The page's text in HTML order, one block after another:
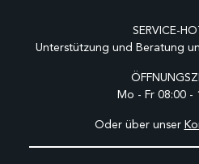
SERVICE-
Unterstützung und Beratung
Mo - Fr 08:00 -
Oder über unser